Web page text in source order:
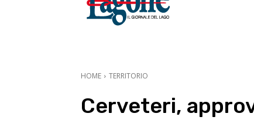
HOME TERRITORIO
Cerveteri,